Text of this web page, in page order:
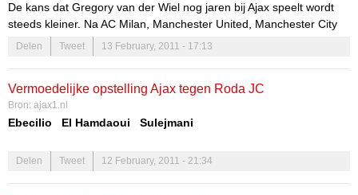
De kans dat Gregory van der Wiel nog jaren bij Ajax speelt wordt
steeds kleiner. Na AC Milan, Manchester United, Manchester City
en Barcelona heeft nu ook Chelsea interesse in de Ajax-back.
Althans, dat meldt Mirror Football. Eerder werd al bekend dat
Barcelona in Van der Wiel eventueel de opvolger van de mogelijk
vertrekkende Dani Alves ziet. Ook AC Milan en beide clubs uit
Manchester zouden interesse hebben in de Oranje-international,
Delen Tweet 13 February, 2011 - 17:13
Vermoedelijke opstelling Ajax tegen Roda JC
Bron: ajax1.nl
Ebecilio El Hamdaoui Sulejmani
Enoh Eriksen De Zeeuw
Delen Tweet 12 February, 2011 - 21:34